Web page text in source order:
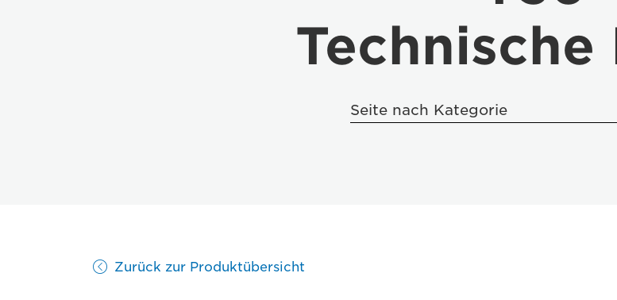
Technische
Seite nach Kategorie
Zurück zur Produktübersicht